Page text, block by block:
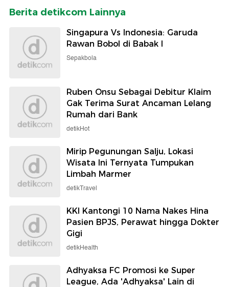
Berita detikcom Lainnya
Singapura Vs Indonesia: Garuda
Rawan Bobol di Babak I
Sepakbola
Ruben Onsu Sebagai Debitur Klaim
Gak Terima Surat Ancaman Lelang
Rumah dari Bank
detikHot
Mirip Pegunungan Salju, Lokasi
Wisata Ini Ternyata Tumpukan
Limbah Marmer
detikTravel
KKI Kantongi 10 Nama Nakes Hina
Pasien BPJS, Perawat hingga Dokter
Gigi
detikHealth
Adhyaksa FC Promosi ke Super
League, Ada 'Adhyaksa' Lain di